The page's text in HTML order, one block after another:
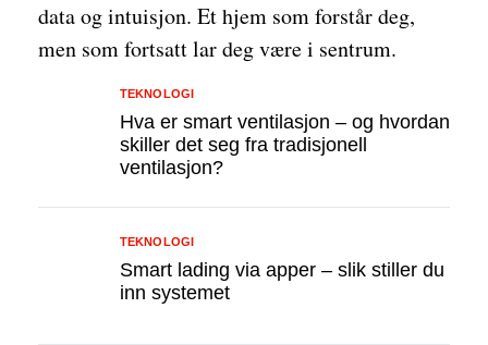
data og intuisjon. Et hjem som forstår deg,
men som fortsatt lar deg være i sentrum.
Hva er smart ventilasjon – og hvordan
skiller det seg fra tradisjonell
ventilasjon?
TEKNOLOGI
Smart lading via apper – slik stiller du
inn systemet
TEKNOLOGI